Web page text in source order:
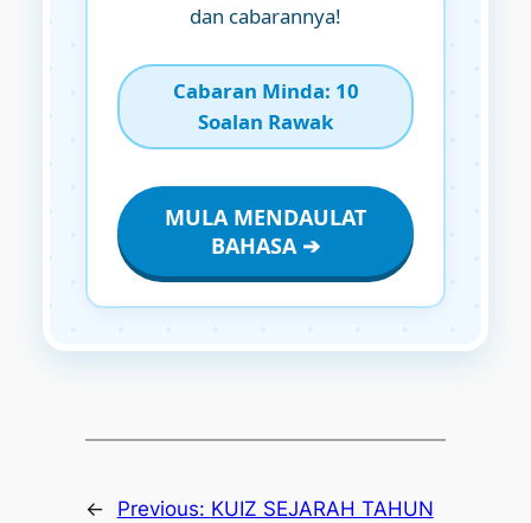
dan cabarannya!
Cabaran Minda: 10
Soalan Rawak
MULA MENDAULAT
BAHASA ➔
← Previous: KUIZ SEJARAH TAHUN